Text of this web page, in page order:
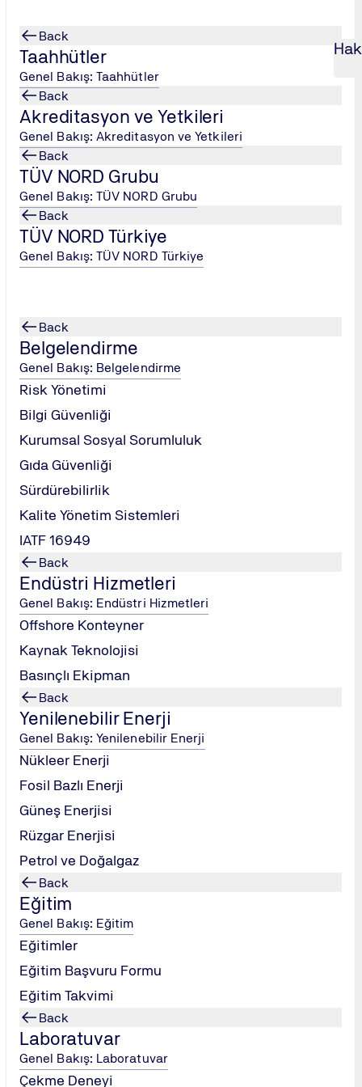
Back
Taahhütler
Genel Bakış: Taahhütler
Back
Akreditasyon ve Yetkileri
Genel Bakış: Akreditasyon ve Yetkileri
Back
TÜV NORD Grubu
Genel Bakış: TÜV NORD Grubu
Back
TÜV NORD Türkiye
Genel Bakış: TÜV NORD Türkiye
Back
Belgelendirme
Genel Bakış: Belgelendirme
Risk Yönetimi
Bilgi Güvenliği
Kurumsal Sosyal Sorumluluk
Gıda Güvenliği
Sürdürebilirlik
Kalite Yönetim Sistemleri
IATF 16949
Back
Endüstri Hizmetleri
Genel Bakış: Endüstri Hizmetleri
Offshore Konteyner
Kaynak Teknolojisi
Basınçlı Ekipman
Back
Yenilenebilir Enerji
Genel Bakış: Yenilenebilir Enerji
Nükleer Enerji
Fosil Bazlı Enerji
Güneş Enerjisi
Rüzgar Enerjisi
Petrol ve Doğalgaz
Back
Eğitim
Genel Bakış: Eğitim
Eğitimler
Eğitim Başvuru Formu
Eğitim Takvimi
Back
Laboratuvar
Genel Bakış: Laboratuvar
Çekme Deneyi
Toplam Kalite Yönetimi (TKY) E...
ğitimi
kalitenin sürekliliğini sağlamayı hedefleyen bir
odaklılık, çalışan katılımı, sürekli iyileştirme, vb.) detaylı
ve tekniklerini uygulamak.
stratejik bir unsur olarak konumlandırmak.
için gerekli liderlik ve iletişim becerilerini geliştirmek.
Ishikawa gibi kalite gurularının katkıları.
stratejileri.
Et-Önlem Al) döngüsü.
yapının oluşturulması ve liderliğin rolü.
Ekip çalışması, öneri sistemleri ve çalışan motivasyonunun
performans göstergelerinin (KPI) belirlenmesi.
(histogram, Pareto analizi, serpilme diyagramı).
Analizi).
süreçlerinde kalite odaklı yaklaşımlar.
uygulanması.
üyeleri.
isteyen tüm profesyoneller.
"TÜV NORD KATILIM"